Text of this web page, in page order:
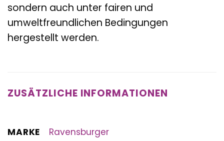
sondern auch unter fairen und
umweltfreundlichen Bedingungen
hergestellt werden.
ZUSÄTZLICHE INFORMATIONEN
MARKE Ravensburger